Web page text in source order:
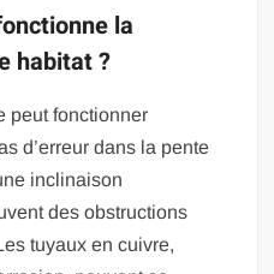
la
habitat ?
peut fonctionner
d’erreur dans la pente
inclinaison
des obstructions
tuyaux en cuivre,